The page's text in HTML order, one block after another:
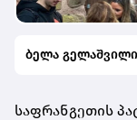
ბელა გელაშვილი
საფრანგეთის